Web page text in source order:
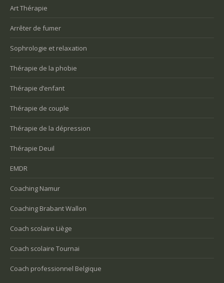
Art Thérapie
Arrêter de fumer
Sophrologie et relaxation
Thérapie de la phobie
Thérapie d’enfant
Thérapie de couple
Thérapie de la dépression
Thérapie Deuil
EMDR
Coaching Namur
Coaching Brabant Wallon
Coach scolaire Liège
Coach scolaire Tournai
Coach professionnel Belgique